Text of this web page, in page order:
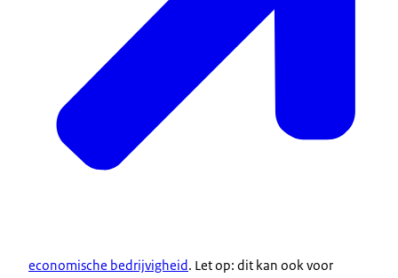
economische bedrijvigheid. Let op: dit kan ook voor